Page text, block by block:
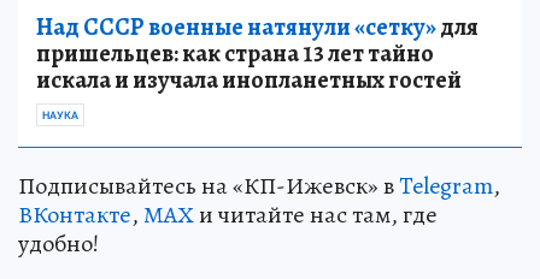
Над СССР военные натянули «сетку»для
пришельцев: как страна 13 лет тайно
искала и изучала инопланетных гостей
НАУКА
Подписывайтесь на «КП-Ижевск» вTelegram,
ВКонтакте,МАХи читайте нас там, где
удобно!